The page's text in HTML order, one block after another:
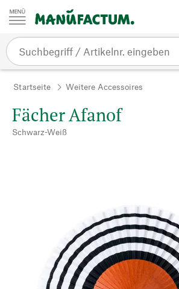
Zum Inhalt springen
Startseite Weitere Accessoires
Fächer Afanof
Schwarz-Weiß